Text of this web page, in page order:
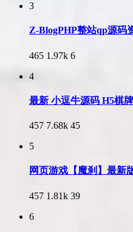
3
Z-BlogPHP整站qp源码
465 1.97k 6
4
最新 小逗牛源码 H5棋
457 7.68k 45
5
网页游戏【魔刹】最新
457 1.81k 39
6